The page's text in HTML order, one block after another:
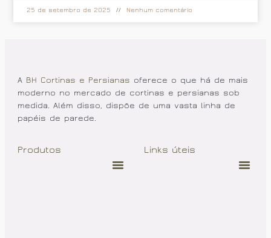
25 de setembro de 2025 Nenhum comentário
A BH Cortinas e Persianas oferece o que há de mais
moderno no mercado de cortinas e persianas sob
medida. Além disso, dispõe de uma vasta linha de
papéis de parede.
Produtos Links úteis